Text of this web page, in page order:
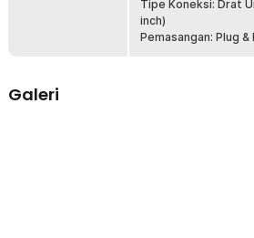
Menggunakan konektor drat standar
selang shower pada umumnya. Instalasi
Warna Hitam Elegan
Tipe Koneksi: Drat
inch)
Pemasangan: Plug &
Galeri